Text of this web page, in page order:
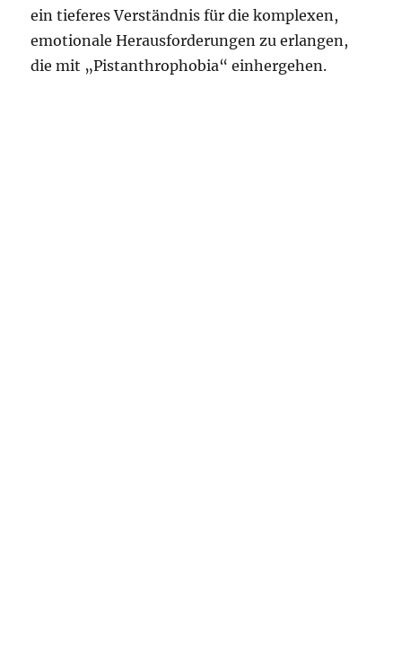
ein tieferes Verständnis für die komplexen,
emotionale Herausforderungen zu erlangen,
die mit „Pistanthrophobia“ einhergehen.